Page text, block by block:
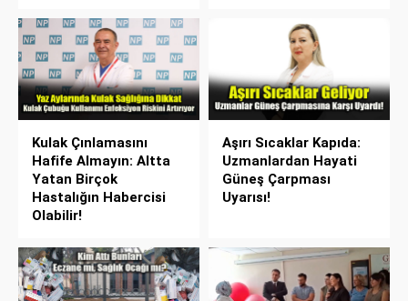
Kulak Çınlamasını
Hafife Almayın: Altta
Yatan Birçok
Hastalığın Habercisi
Olabilir!
Aşırı Sıcaklar Kapıda:
Uzmanlardan Hayati
Güneş Çarpması
Uyarısı!